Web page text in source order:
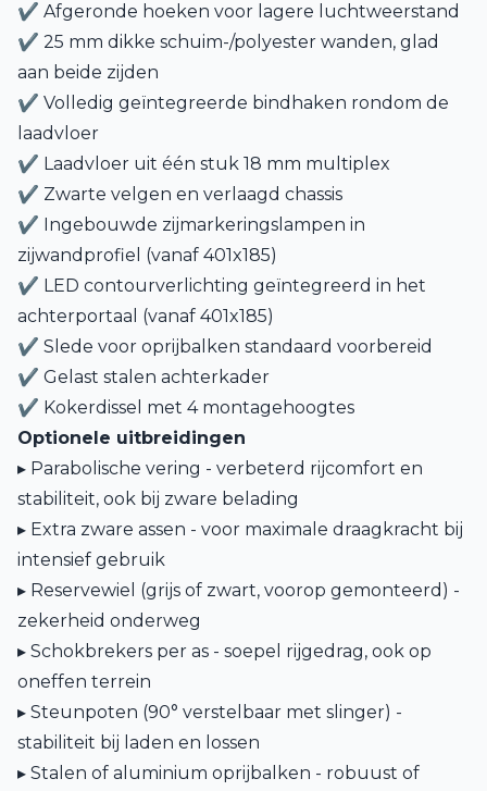
✔ Afgeronde hoeken voor lagere luchtweerstand
✔ 25 mm dikke schuim-/polyester wanden, glad
aan beide zijden
✔ Volledig geïntegreerde bindhaken rondom de
laadvloer
✔ Laadvloer uit één stuk 18 mm multiplex
✔ Zwarte velgen en verlaagd chassis
✔ Ingebouwde zijmarkeringslampen in
zijwandprofiel (vanaf 401x185)
✔ LED contourverlichting geïntegreerd in het
achterportaal (vanaf 401x185)
✔ Slede voor oprijbalken standaard voorbereid
✔ Gelast stalen achterkader
✔ Kokerdissel met 4 montagehoogtes
Optionele uitbreidingen
▸ Parabolische vering - verbeterd rijcomfort en
stabiliteit, ook bij zware belading
▸ Extra zware assen - voor maximale draagkracht bij
intensief gebruik
▸ Reservewiel (grijs of zwart, voorop gemonteerd) -
zekerheid onderweg
▸ Schokbrekers per as - soepel rijgedrag, ook op
oneffen terrein
▸ Steunpoten (90° verstelbaar met slinger) -
stabiliteit bij laden en lossen
▸ Stalen of aluminium oprijbalken - robuust of